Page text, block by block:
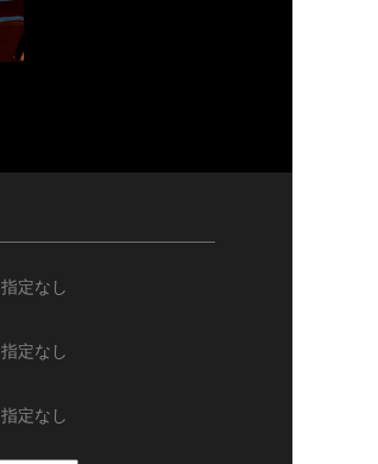
指定なし
指定なし
指定なし